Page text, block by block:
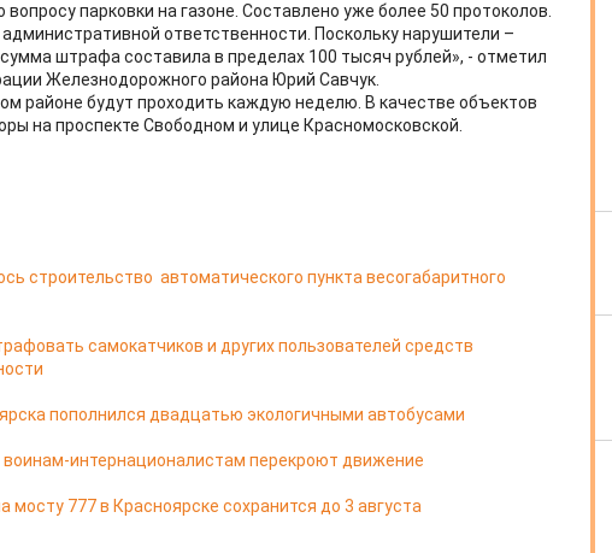
парковки на газоне. Составлено уже более 50 протоколов.
ответственности. Поскольку нарушители –
штрафа составила в пределах 100 тысяч рублей», - отметил
Железнодорожного района Юрий Савчук.
районе будут проходить каждую неделю. В качестве объектов
на проспекте Свободном и улице Красномосковской.
строительство автоматического пункта весогабаритного
самокатчиков и других пользователей средств
пополнился двадцатью экологичными автобусами
интернационалистам перекроют движение
мосту 777 в Красноярске сохранится до 3 августа